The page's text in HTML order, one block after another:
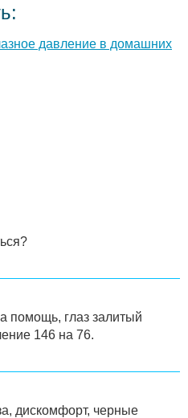
давление в домашних
помощь, глаз залитый
146 на 76.
дискомфорт, черные